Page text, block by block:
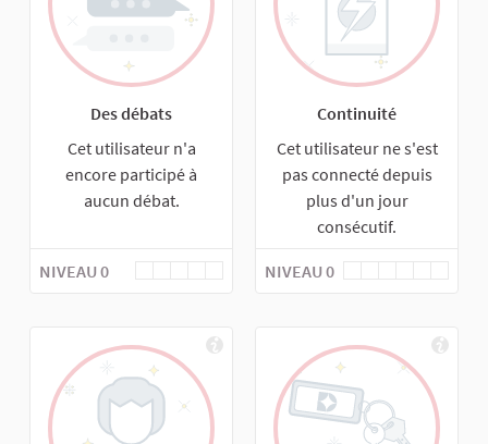
Des débats
Cet utilisateur n'a
encore participé à
aucun débat.
NIVEAU 0
Continuité
Cet utilisateur ne s'est
pas connecté depuis
plus d'un jour
consécutif.
NIVEAU 0